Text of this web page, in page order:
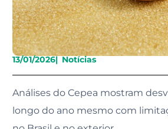
13/01/2026| Notícias
Análises do Cepea mostram
longo do ano mesmo com